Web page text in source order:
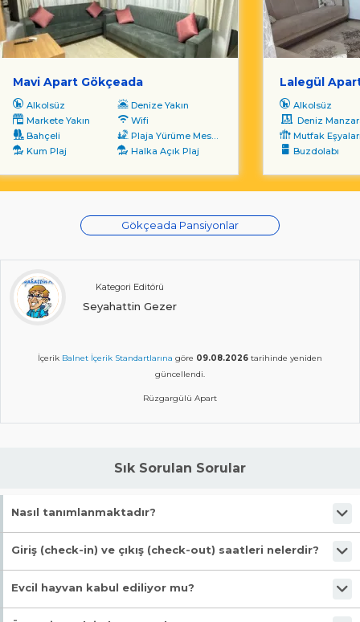
Mavi Apart Gökçeada
Alkolsüz
Denize Yakın
Markete Yakın
Wifi
Bahçeli
Plaja Yürüme Mesafesi
Kum Plaj
Halka Açık Plaj
Lalegül
Alkolsüz
Deniz
Mutfak
Buzdolabı
Gökçeada Pansiyonlar
Kategori Editörü
Seyahattin Gezer
İçerik Balnet İçerik Standartlarına göre 09.08.2026 tarihinde yeniden
güncellendi.
Rüzgargülü Apart
Sık Sorulan Sorular
Nasıl tanımlanmaktadır?
Tesis Apart Otel statüsündedir.
Giriş (check-in) ve çıkış (check-out) saatleri nelerdir?
Giriş en erken 14:00, çıkış en geç 12:00 saatindedir.
Evcil hayvan kabul ediliyor mu?